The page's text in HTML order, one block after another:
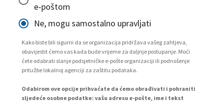
e-poštom
Ne, mogu samostalno upravljati
Kako biste bili sigurni da se organizacija pridržava vašeg zahtjeva,
obavijestit ćemo vas kada bude vrijeme za daljnje postupanje. Moći
ćete odabrati slanje podsjetničke e-pošte organizaciji ili podnošenje
pritužbe lokalnoj agenciji za zaštitu podataka.
Odabirom ove opcije prihvaćate da ćemo obrađivati i pohraniti
sljedeće osobne podatke: vašu adresu e-pošte, ime i tekst